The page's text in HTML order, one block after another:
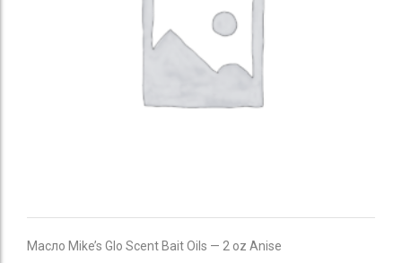
Масло Mike’s Glo Scent Bait Oils — 2 oz Anise